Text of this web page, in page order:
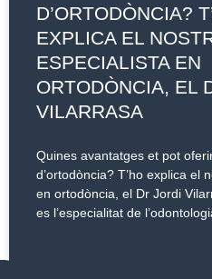
D’ORTODÒNCIA?
EXPLICA EL
ESPECIALISTA EN
ORTODÒNCIA, EL
VILARRASA
Quines avantatges et pot
d’ortodòncia? T’ho explica el
en ortodòncia, el Dr Jordi
es l’especialitat de